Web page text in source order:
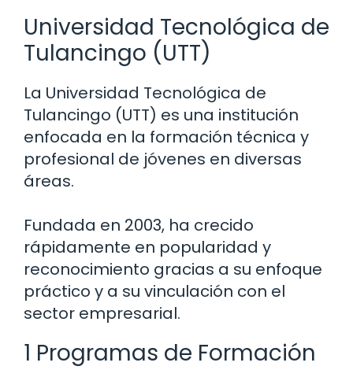
Universidad Tecnológica de
Tulancingo (UTT)
La Universidad Tecnológica de
Tulancingo (UTT) es una institución
enfocada en la formación técnica y
profesional de jóvenes en diversas
áreas.
Fundada en 2003, ha crecido
rápidamente en popularidad y
reconocimiento gracias a su enfoque
práctico y a su vinculación con el
sector empresarial.
1 Programas de Formación